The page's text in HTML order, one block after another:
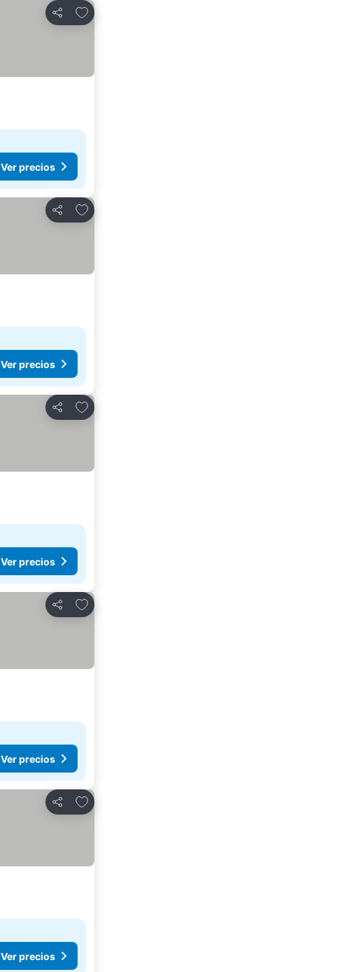
Compartir
Agregar a favoritos
Ver precios
Compartir
Agregar a favoritos
Ver precios
Compartir
Agregar a favoritos
Ver precios
Compartir
Agregar a favoritos
Ver precios
Compartir
Agregar a favoritos
Ver precios